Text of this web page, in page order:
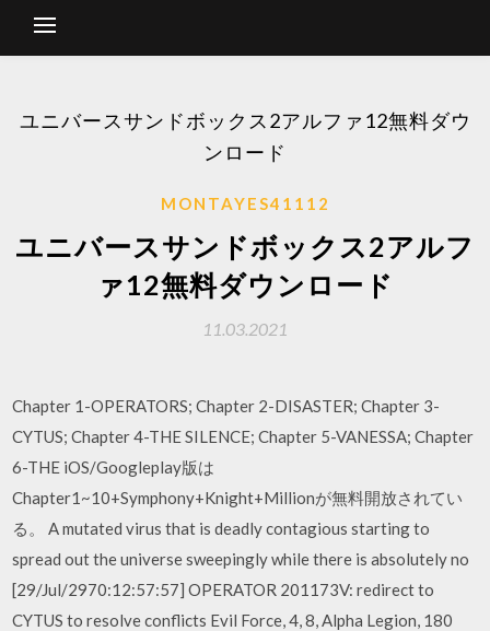
ユニバースサンドボックス2アルファ12無料ダウ
ンロード
MONTAYES41112
ユニバースサンドボックス2アルフ
ァ12無料ダウンロード
11.03.2021
Chapter 1-OPERATORS; Chapter 2-DISASTER; Chapter 3-
CYTUS; Chapter 4-THE SILENCE; Chapter 5-VANESSA; Chapter
6-THE iOS/Googleplay版は
Chapter1~10+Symphony+Knight+Millionが無料開放されてい
る。 A mutated virus that is deadly contagious starting to
spread out the universe sweepingly while there is absolutely no
[29/Jul/2970:12:57:57] OPERATOR 201173V: redirect to
CYTUS to resolve conflicts Evil Force, 4, 8, Alpha Legion, 180